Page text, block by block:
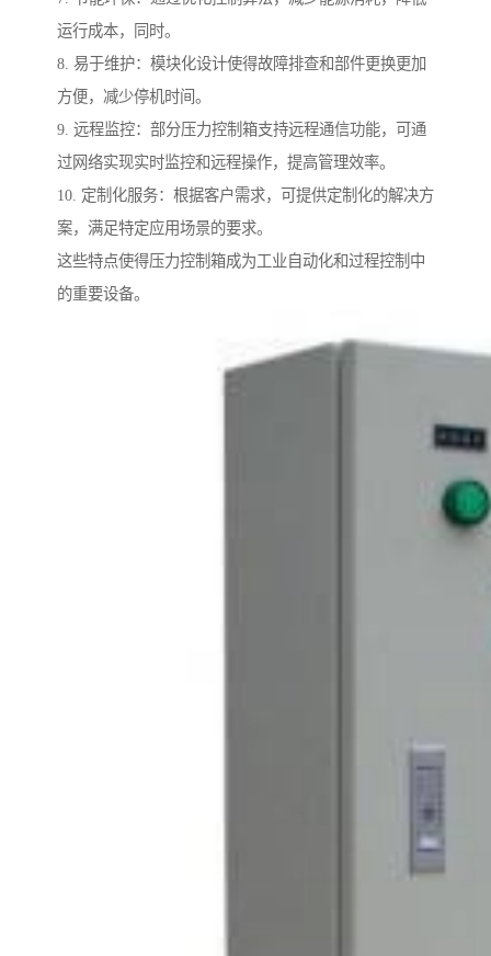
运行成本，同时。
8. 易于维护：模块化设计使得故障排查和部件更换更加
方便，减少停机时间。
9. 远程监控：部分压力控制箱支持远程通信功能，可通
过网络实现实时监控和远程操作，提高管理效率。
10. 定制化服务：根据客户需求，可提供定制化的解决方
案，满足特定应用场景的要求。
这些特点使得压力控制箱成为工业自动化和过程控制中
的重要设备。